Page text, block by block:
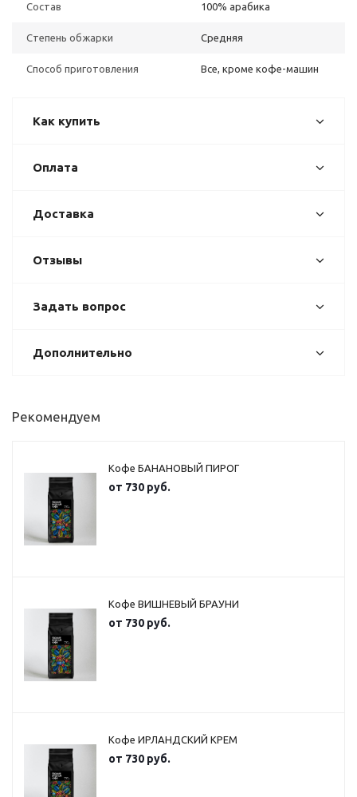
Состав 100% арабика
Степень обжарки Средняя
Способ приготовления Все, кроме кофе-машин
Как купить
Оплата
Доставка
Отзывы
Задать вопрос
Дополнительно
Рекомендуем
Кофе БАНАНОВЫЙ ПИРОГ
от 730 руб.
Кофе ВИШНЕВЫЙ БРАУНИ
от 730 руб.
Кофе ИРЛАНДСКИЙ КРЕМ
от 730 руб.